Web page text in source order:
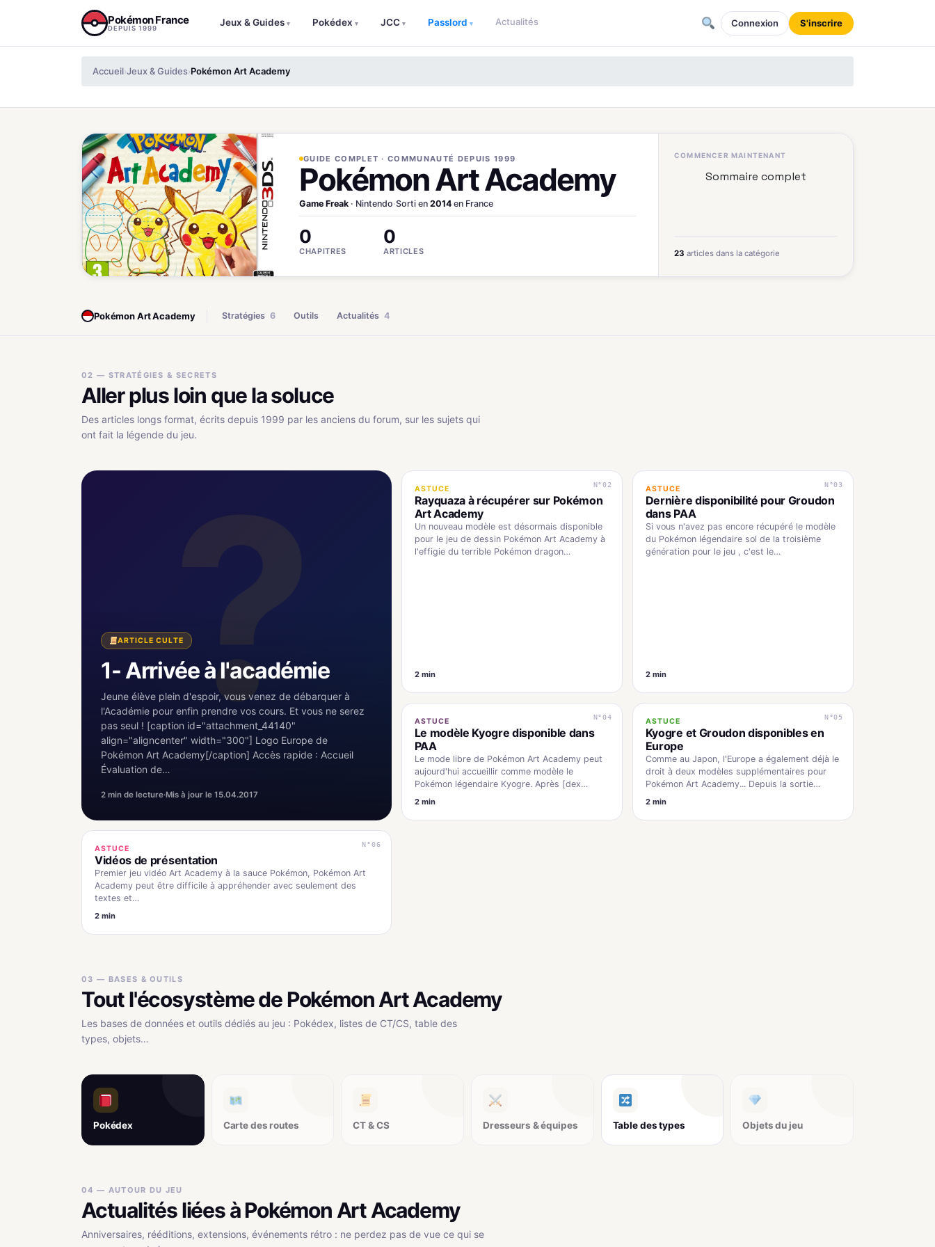
Pokémon France
DEPUIS 1999
Jeux & Guides ▾ Pokédex ▾ JCC ▾ Passlord ▾ Actualités Connexion S'inscrire
Accueil›Jeux & Guides›Pokémon Art Academy
GUIDE COMPLET · COMMUNAUTÉ DEPUIS 1999
Pokémon Art Academy
Game Freak · Nintendo·Sorti en 2014 en France
0
CHAPITRES
0
ARTICLES
COMMENCER MAINTENANT
Sommaire complet
23 articles dans la catégorie
Pokémon Art Academy Stratégies 6 Outils Actualités 4
02 — STRATÉGIES & SECRETS
Aller plus loin que la soluce
Des articles longs format, écrits depuis 1999 par les anciens du forum, sur les sujets qui
ont fait la légende du jeu.
ARTICLE CULTE
1- Arrivée à l'académie
Jeune élève plein d'espoir, vous venez de débarquer à
l'Académie pour enfin prendre vos cours. Et vous ne serez
pas seul ! [caption id="attachment_44140"
align="aligncenter" width="300"] Logo Europe de
Pokémon Art Academy[/caption] Accès rapide : Accueil
Évaluation de…
2 min de lecture·Mis à jour le 15.04.2017
N°02
ASTUCE
Rayquaza à récupérer sur Pokémon
Art Academy
Un nouveau modèle est désormais disponible
pour le jeu de dessin Pokémon Art Academy à
l'effigie du terrible Pokémon dragon
2 min
N°03
ASTUCE
Dernière disponibilité pour Groudon
dans PAA
Si vous n'avez pas encore récupéré le modèle
du Pokémon légendaire sol de la troisième
génération pour le jeu , c'est le…
2 min
N°04
ASTUCE
Le modèle Kyogre disponible dans
PAA
Le mode libre de Pokémon Art Academy peut
aujourd'hui accueillir comme modèle le
Pokémon légendaire Kyogre. Après [dex
pkmn="Groudon"] ces derniers jours, c'est…
2 min
N°05
ASTUCE
Kyogre et Groudon disponibles en
Europe
Comme au Japon, l'Europe a également déjà le
droit à deux modèles supplémentaires pour
Pokémon Art Academy... Depuis la sortie
européenne de…
2 min
N°06
ASTUCE
Vidéos de présentation
Premier jeu vidéo Art Academy à la sauce Pokémon, Pokémon Art
Academy peut être difficile à appréhender avec seulement des
textes et…
2 min
03 — BASES & OUTILS
Tout l'écosystème de Pokémon Art Academy
Les bases de données et outils dédiés au jeu : Pokédex, listes de CT/CS, table des
types, objets…
Pokédex Carte des routes CT & CS Dresseurs & équipes Table des types Objets du jeu
04 — AUTOUR DU JEU
Actualités liées à Pokémon Art Academy
Anniversaires, rééditions, extensions, événements rétro : ne perdez pas de vue ce qui se